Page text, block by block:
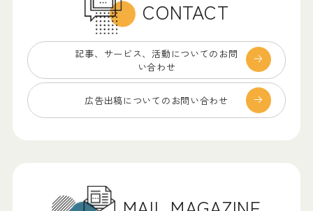
CONTACT
記事、サービス、 活動についてのお問
い合わせ
広告出稿についての お問い合わせ